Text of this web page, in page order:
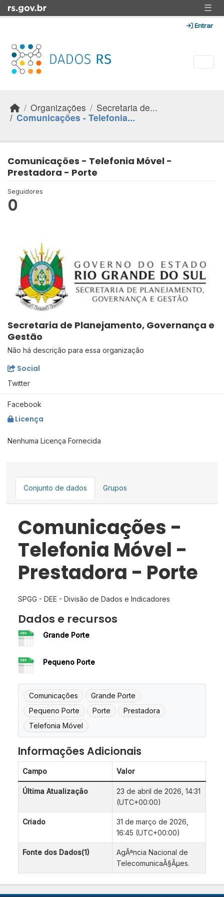
Skip to main content ☰
Entrar
Organizações
Secretaria de...
Comunicações - Telefonia...
Comunicações - Telefonia Móvel -
Prestadora - Porte
Seguidores
0
Secretaria de Planejamento, Governança e
Gestão
Não há descrição para essa organização
Social
Twitter
Facebook
Licença
Nenhuma Licença Fornecida
Conjunto de dados Grupos
Comunicações -
Telefonia Móvel -
Prestadora - Porte
SPGG - DEE - Divisão de Dados e Indicadores
Dados e recursos
Grande Porte
Pequeno Porte
Comunicações
Grande Porte
Pequeno Porte
Porte
Prestadora
Telefonia Móvel
Informações Adicionais
Campo Valor
Última Atualização
23 de abril de 2026, 14:31
(UTC+00:00)
Criado
31 de março de 2026,
16:45 (UTC+00:00)
Fonte dos Dados(1)
AgÃªncia Nacional de
TelecomunicaÃ§Ãµes.